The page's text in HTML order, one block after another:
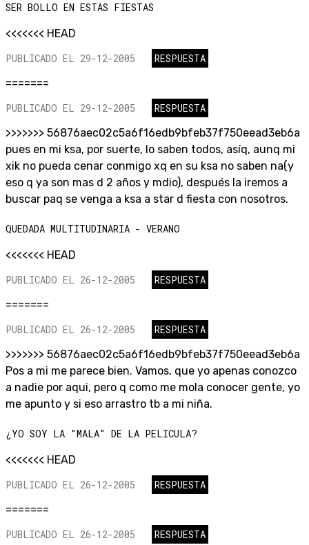
SER BOLLO EN ESTAS FIESTAS
<<<<<<< HEAD
PUBLICADO EL 29-12-2005
RESPUESTA
=======
PUBLICADO EL 29-12-2005
RESPUESTA
>>>>>>> 56876aec02c5a6f16edb9bfeb37f750eead3eb6a
pues en mi ksa, por suerte, lo saben todos, asíq, aunq mi
xik no pueda cenar conmigo xq en su ksa no saben na(y
eso q ya son mas d 2 años y mdio), después la iremos a
buscar paq se venga a ksa a star d fiesta con nosotros.
QUEDADA MULTITUDINARIA - VERANO
<<<<<<< HEAD
PUBLICADO EL 26-12-2005
RESPUESTA
=======
PUBLICADO EL 26-12-2005
RESPUESTA
>>>>>>> 56876aec02c5a6f16edb9bfeb37f750eead3eb6a
Pos a mi me parece bien. Vamos, que yo apenas conozco
a nadie por aqui, pero q como me mola conocer gente, yo
me apunto y si eso arrastro tb a mi niña.
¿YO SOY LA "MALA" DE LA PELICULA?
<<<<<<< HEAD
PUBLICADO EL 26-12-2005
RESPUESTA
=======
PUBLICADO EL 26-12-2005
RESPUESTA